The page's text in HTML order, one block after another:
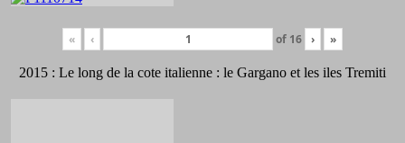
« ‹ of 16 › »
2015 : Le long de la cote italienne : le Gargano et les iles Tremiti